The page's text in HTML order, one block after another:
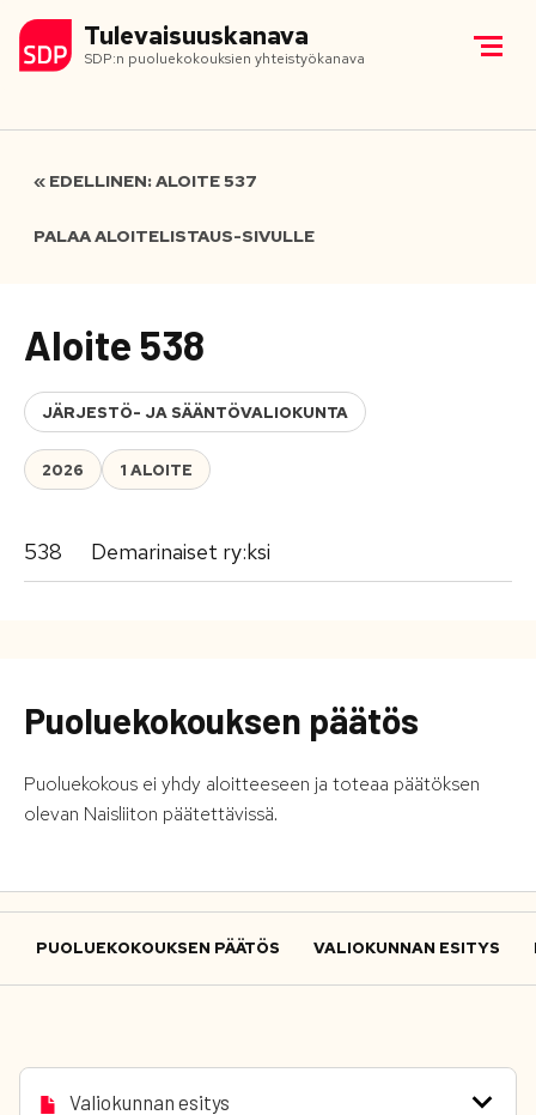
Tulevaisuuskanava
SDP:n puoluekokouksien yhteistyökanava
« EDELLINEN: ALOITE 537
PALAA ALOITELISTAUS-SIVULLE
Aloite 538
JÄRJESTÖ- JA SÄÄNTÖVALIOKUNTA
2026 1 ALOITE
538 Demarinaiset ry:ksi
Puoluekokouksen päätös
Puoluekokous ei yhdy aloitteeseen ja toteaa päätöksen
olevan Naisliiton päätettävissä.
PUOLUEKOKOUKSEN PÄÄTÖS VALIOKUNNAN ESITYS
Valiokunnan esitys